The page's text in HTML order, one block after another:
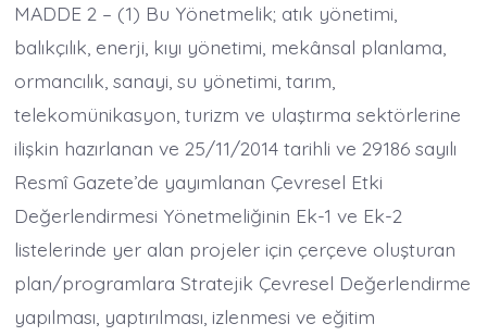
MADDE 2 – (1) Bu Yönetmelik; atık yönetimi,
balıkçılık, enerji, kıyı yönetimi, mekânsal planlama,
ormancılık, sanayi, su yönetimi, tarım,
telekomünikasyon, turizm ve ulaştırma sektörlerine
ilişkin hazırlanan ve 25/11/2014 tarihli ve 29186 sayılı
Resmî Gazete’de yayımlanan Çevresel Etki
Değerlendirmesi Yönetmeliğinin Ek-1 ve Ek-2
listelerinde yer alan projeler için çerçeve oluşturan
plan/programlara Stratejik Çevresel Değerlendirme
yapılması, yaptırılması, izlenmesi ve eğitim